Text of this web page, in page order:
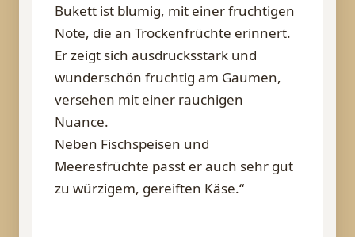
Bukett ist blumig, mit einer fruchtigen
Note, die an Trockenfrüchte erinnert.
Er zeigt sich ausdrucksstark und
wunderschön fruchtig am Gaumen,
versehen mit einer rauchigen
Nuance.
Neben Fischspeisen und
Meeresfrüchte passt er auch sehr gut
zu würzigem, gereiften Käse.“